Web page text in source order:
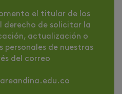
el titular de los
derecho de solicitar la
actualización o
personales de nuestras
del correo